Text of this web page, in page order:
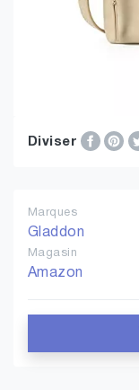
Diviser
Marques
Gladdon
Magasin
Amazon